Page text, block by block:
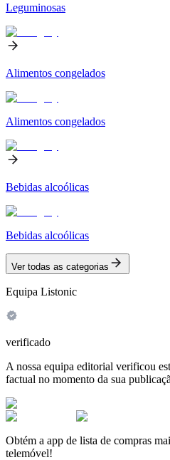
Leguminosas
Alimentos congelados
Alimentos congelados
Bebidas alcoólicas
Bebidas alcoólicas
Ver todas as categorias
Equipa Listonic
verificado
A nossa equipa editorial verificou
factual no momento da sua
Obtém a app de lista de compras
telemóvel!